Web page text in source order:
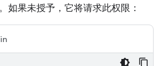
如果未授予，它将请求此权限：